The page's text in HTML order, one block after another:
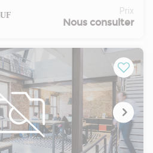
nous vous proposons un
8601 m² de bureaux à la
€ /unité HT
€ /unité HT
2%
Prix
Nous consulter